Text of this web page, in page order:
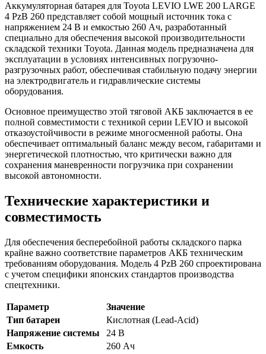
Аккумуляторная батарея для Toyota LEVIO LWE 200 LARGE
4 PzB 260 представляет собой мощный источник тока с
напряжением 24 В и емкостью 260 Ач, разработанный
специально для обеспечения высокой производительности
складской техники Toyota. Данная модель предназначена для
эксплуатации в условиях интенсивных погрузочно-
разгрузочных работ, обеспечивая стабильную подачу энергии
на электродвигатель и гидравлические системы
оборудования.
Основное преимущество этой тяговой АКБ заключается в ее
полной совместимости с техникой серии LEVIO и высокой
отказоустойчивости в режиме многосменной работы. Она
обеспечивает оптимальный баланс между весом, габаритами и
энергетической плотностью, что критически важно для
сохранения маневренности погрузчика при сохранении
высокой автономности.
Технические характеристики и
совместимость
Для обеспечения бесперебойной работы складского парка
крайне важно соответствие параметров АКБ техническим
требованиям оборудования. Модель 4 PzB 260 спроектирована
с учетом специфики японских стандартов производства
спецтехники.
Параметр
Значение
Тип батареи
Кислотная (Lead-Acid)
Напряжение системы
24 В
Емкость
260 Ач